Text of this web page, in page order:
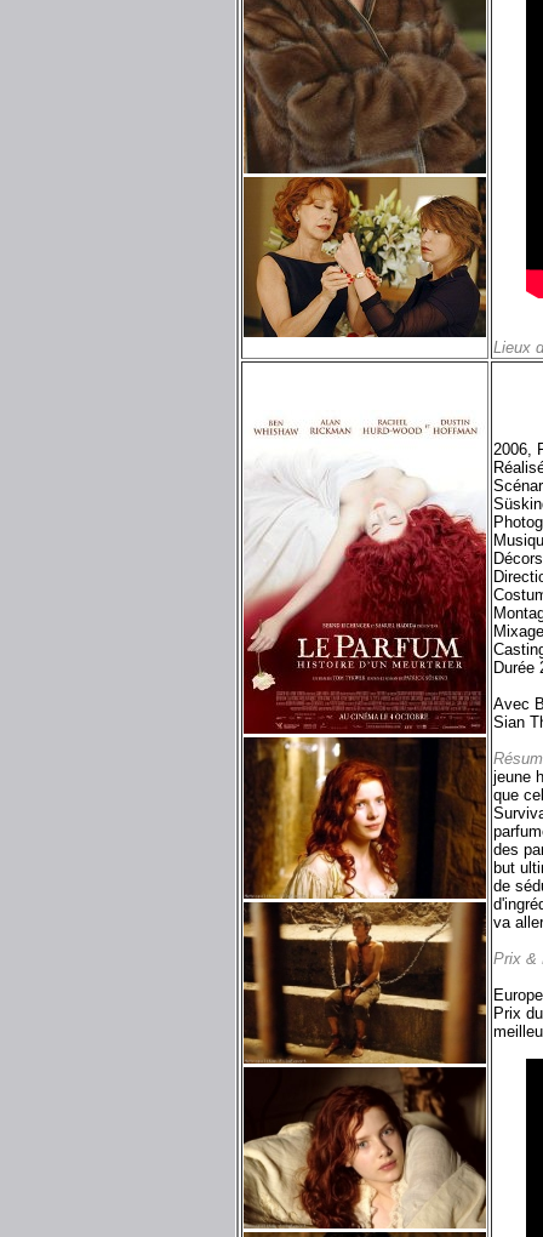
Lieux
2006,
Durée
Avec
Sian
jeune
que
des
but
de
va
Prix &
Prix